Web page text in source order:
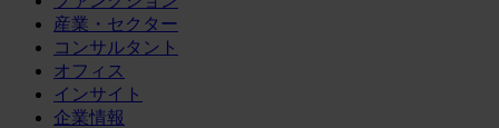
産業・セクター
コンサルタント
オフィス
インサイト
企業情報